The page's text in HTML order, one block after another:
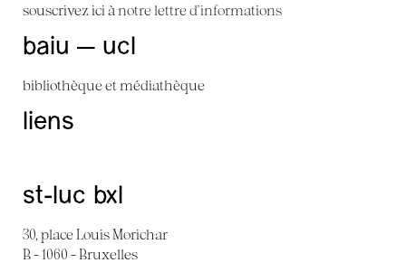
souscrivez ici à notre lettre d'informations
baiu — ucl
bibliothèque et médiathèque
liens
st-luc bxl
30, place Louis Morichar
B - 1060 - Bruxelles